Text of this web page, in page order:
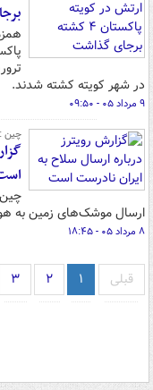
در شهر کویته کشته شدند.
۹ مرداد ۰۵ - ۰۹:۵۰
چین :
چین
ارسال موشک‌های زمین به
۸ مرداد ۰۵ - ۱۸:۴۵
قبلی ۱ ۲ ۳